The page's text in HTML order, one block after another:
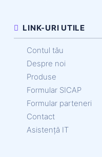
LINK-URI UTILE
Contul tău
Despre noi
Produse
Formular SICAP
Formular parteneri
Contact
Asistență IT